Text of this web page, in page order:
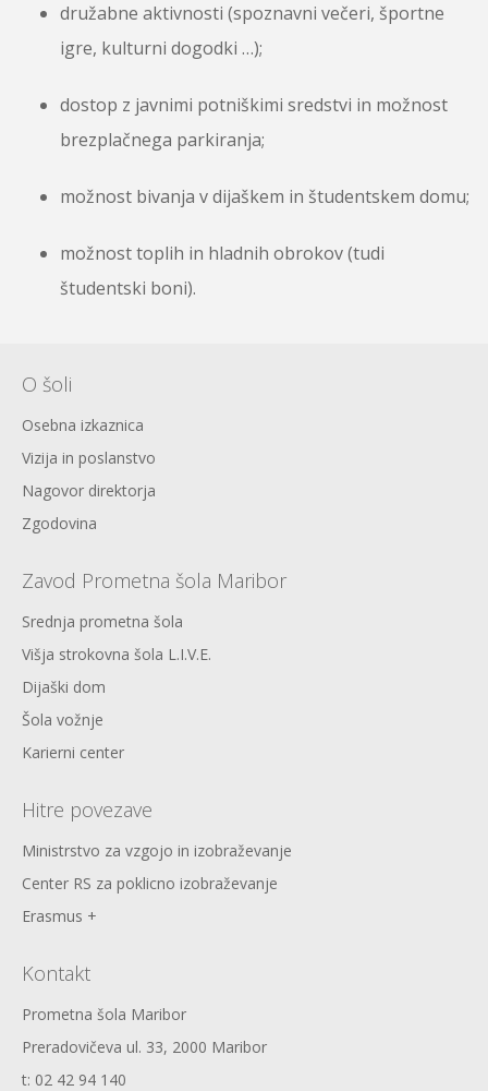
družabne aktivnosti (spoznavni večeri, športne
igre, kulturni dogodki …);
dostop z javnimi potniškimi sredstvi in možnost
brezplačnega parkiranja;
možnost bivanja v dijaškem in študentskem domu;
možnost toplih in hladnih obrokov (tudi
študentski boni).
O šoli
Osebna izkaznica
Vizija in poslanstvo
Nagovor direktorja
Zgodovina
Zavod Prometna šola Maribor
Srednja prometna šola
Višja strokovna šola L.I.V.E.
Dijaški dom
Šola vožnje
Karierni center
Hitre povezave
Ministrstvo za vzgojo in izobraževanje
Center RS za poklicno izobraževanje
Erasmus +
Kontakt
Prometna šola Maribor
Preradovičeva ul. 33, 2000 Maribor
t: 02 42 94 140